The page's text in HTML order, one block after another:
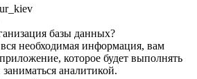
базы данных?
вся необходимая информация, вам
которое будет выполнять
аналитикой.